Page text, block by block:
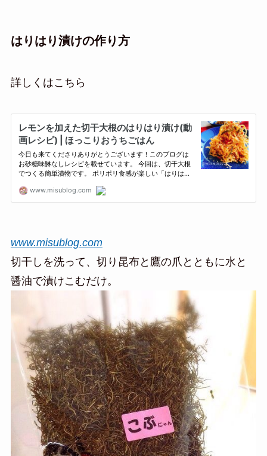
はりはり漬けの作り方
詳しくはこちら
www.misublog.com
切干しを洗って、切り昆布と鷹の爪とともに水と
醤油で漬けこむだけ。